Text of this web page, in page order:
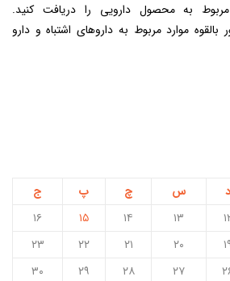
مربوط به محصول دارویی را دریافت کنید.
بالقوه موارد مربوط به داروهای اشتباه و دارو
د س چ پ
ج
۱۳ ۱۴ ۱۵
۱۶
۲۰ ۲۱ ۲۲
۲۳
۲۷ ۲۸ ۲۹
۳۰